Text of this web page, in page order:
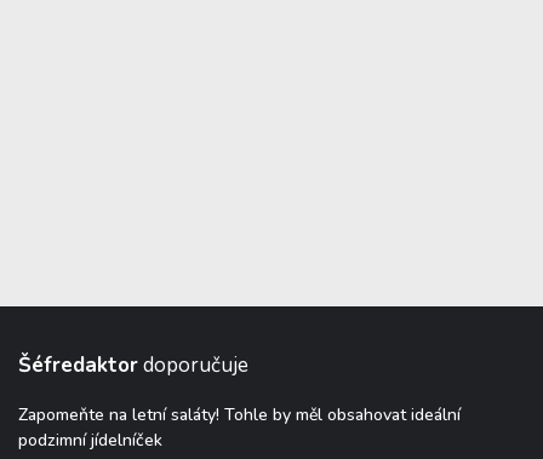
Šéfredaktordoporučuje
Zapomeňte na letní saláty! Tohle by měl obsahovat ideální
podzimní jídelníček